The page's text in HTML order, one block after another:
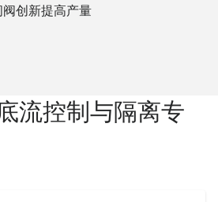
创新提高产量
流控制与隔离专